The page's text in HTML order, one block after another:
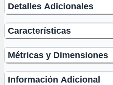
Detalles Adicionales
Características
Métricas y Dimensiones
Información Adicional